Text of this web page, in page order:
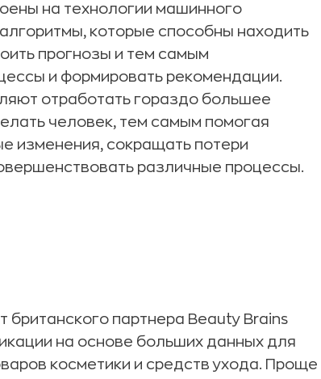
на технологии машинного
которые способны находить
прогнозы и тем самым
и формировать рекомендации.
отработать гораздо большее
человек, тем самым помогая
изменения, сокращать потери
различные процессы.
британского партнера Beauty Brains
на основе больших данных для
косметики и средств ухода. Проще